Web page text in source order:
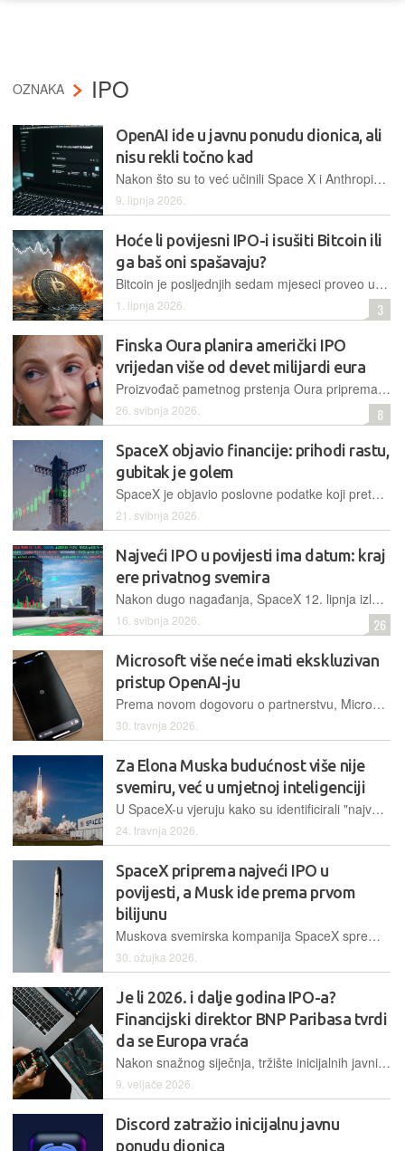
OZNAKA IPO
OpenAI ide u javnu ponudu dionica, ali
nisu rekli točno kad
Nakon što su to već učinili Space X i Anthropic, u utrku za novcem investitora ulazi i trenutno najveća tvrtka u areni umjetne inteligencije.
9. lipnja 2026.
Hoće li povijesni IPO-i isušiti Bitcoin ili
ga baš oni spašavaju?
Bitcoin je posljednjih sedam mjeseci proveo u silasku koji nitko ne naziva slomom, nego se tepa da je samo umor. Ima li mjesta optimizmu unatoč nadolazećim povijesnim IPO-ima koji će povući veliki novac s tržišta pa tako moguće inicirati i prodaju Bitcoina?
1. lipnja 2026. 3
Finska Oura planira američki IPO
vrijedan više od devet milijardi eura
Proizvođač pametnog prstenja Oura priprema se za izlazak na američku burzu, koristeći snažan rast globalnog tržišta nosive zdravstvene tehnologije i prelazak na model ponavljajućih prihoda
26. svibnja 2026. 8
SpaceX objavio financije: prihodi rastu,
gubitak je golem
SpaceX je objavio poslovne podatke koji prethode izlasku na burzu. Ono što piše nije priča o uspjehu, ali nije ni katastrofa. Usput, zna se koliko Anthropic plaća mjesečno za računalni kapacitet i koliko je odvojeno za sudske kazne za Grok
21. svibnja 2026.
Najveći IPO u povijesti ima datum: kraj
ere privatnog svemira
Nakon dugo nagađanja, SpaceX 12. lipnja izlazi na burzu s očekivanom vrijednošću od 1,75 bilijuna dolara. Elon Musk, koji drži više od 40 posto kompanije, tog dana postaje prvi čovjek koji istovremeno vodi dvije javne kompanije vrijedne više od bilijun dolara
16. svibnja 2026. 26
Microsoft više neće imati ekskluzivan
pristup OpenAI-ju
Prema novom dogovoru o ​partnerstvu, Microsoft će ostati OpenAI-jev primarni ‌cloud ⁠partner i imati licencu za OpenAI-jevo intelektualno vlasništvo do 2032. godine.
30. travnja 2026.
Za Elona Muska budućnost više nije
svemiru, već u umjetnoj inteligenciji
U SpaceX-u vjeruju kako su identificirali "najveće djelotvorno ukupno adresabilno tržište u ljudskoj povijesti".
24. travnja 2026.
SpaceX priprema najveći IPO u
povijesti, a Musk ide prema prvom
bilijunu
Muskova svemirska kompanija SpaceX sprema se za podnošenje zahtjeva za inicijalnu javnu ponudu dionica, želi prikupiti do 75 milijardi dolara uz valuaciju od čak 1,75 bilijuna dolara
30. ožujka 2026.
Je li 2026. i dalje godina IPO-a?
Financijski direktor BNP Paribasa tvrdi
da se Europa vraća
Nakon snažnog siječnja, tržište inicijalnih javnih ponuda pokazuje znakove usporavanja. Ipak, Lars Machenil, financijski direktor BNP Paribasa, optimističan je i tvrdi da se Europa snažno vraća na scenu
9. veljače 2026.
Discord zatražio inicijalnu javnu
ponudu dionica